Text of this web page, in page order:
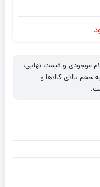
موجودی و قیمت نهایی،
حجم بالای کالاها و